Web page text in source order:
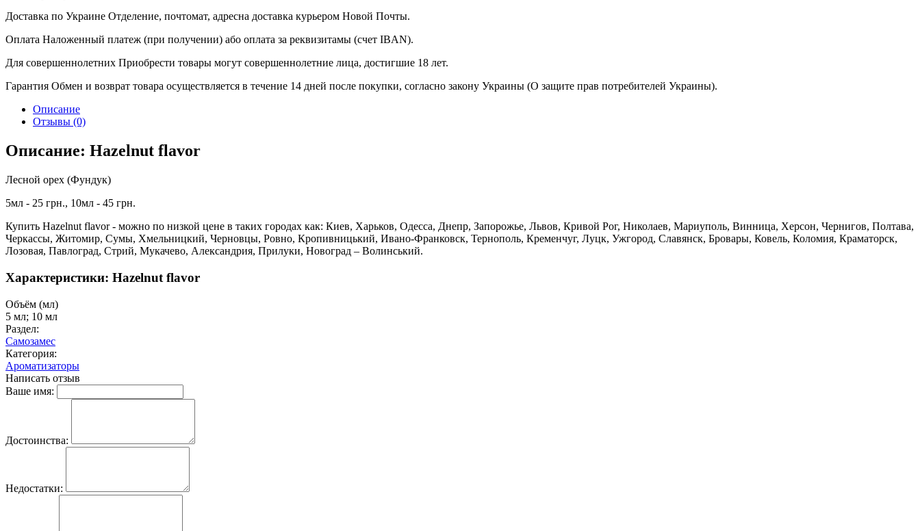
Доставка по Украине Отделение, почтомат, адресна доставка курьером Новой Почты.
Оплата Наложенный платеж (при получении) або оплата за реквизитамы (счет IBAN).
Для совершеннолетних Приобрести товары могут совершеннолетние лица, достигшие 18 лет.
Гарантия Обмен и возврат товара осуществляется в течение 14 дней после покупки, согласно закону Украины (О защите прав потребителей Украины).
Описание
Отзывы (0)
Описание: Hazelnut flavor
Лесной орех (Фундук)
5мл - 25 грн., 10мл - 45 грн.
Купить Hazelnut flavor - можно по низкой цене в таких городах как: Киев, Харьков, Одесса, Днепр, Запорожье, Львов, Кривой Рог, Николаев, Мариуполь, Винница, Херсон, Чернигов, Полтава,
Черкассы, Житомир, Сумы, Хмельницкий, Черновцы, Ровно, Кропивницький, Ивано-Франковск, Тернополь, Кременчуг, Луцк, Ужгород, Славянск, Бровары, Ковель, Коломия, Краматорск,
Лозовая, Павлоград, Стрий, Мукачево, Александрия, Прилуки, Новоград – Волинський.
Характеристики: Hazelnut flavor
Объём (мл)
5 мл; 10 мл
Раздел:
Самозамес
Категория:
Ароматизаторы
Написать отзыв
Ваше имя:
Достоинства:
Недостатки: